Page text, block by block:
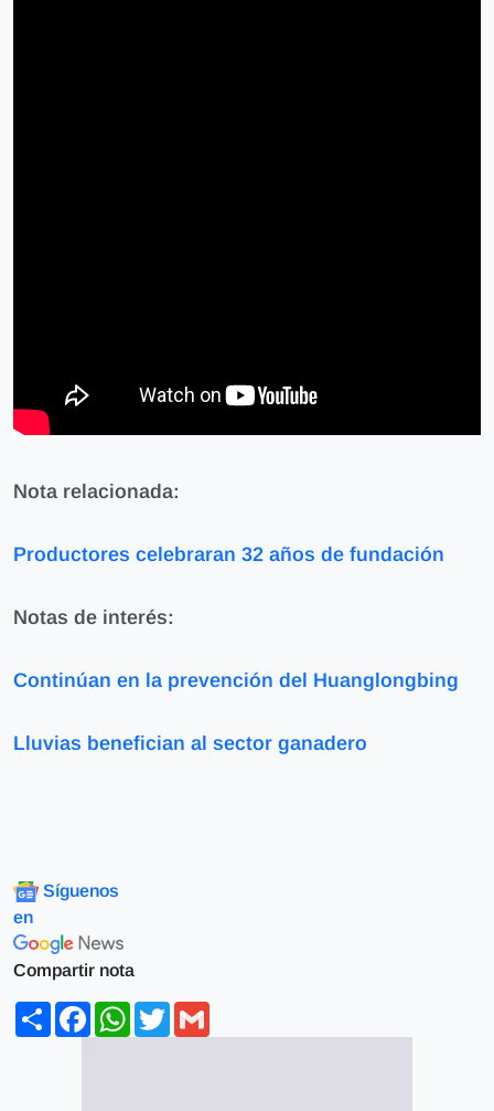
Nota relacionada:
Productores celebraran 32 años de fundación
Notas de interés:
Continúan en la prevención del Huanglongbing
Lluvias benefician al sector ganadero
Síguenos
en
Compartir nota
ShareFacebookWhatsApp
Twitter